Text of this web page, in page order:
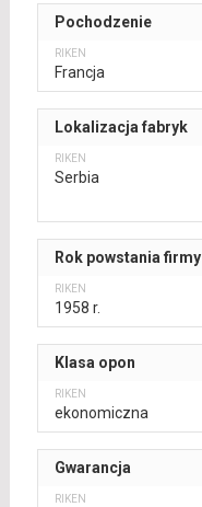
Pochodzenie
Francja
Lokalizacja fabryk
Serbia
Rok powstania firmy
1958 r.
Klasa opon
ekonomiczna
Gwarancja